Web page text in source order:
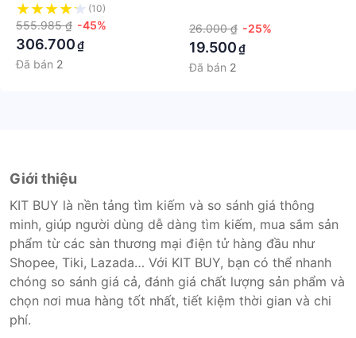
(10)
555.985 ₫ -45%
306.700₫
Đã bán 2
Quốc
26.000 ₫ -25%
19.500₫
Đã bán 2
Giới thiệu
KIT BUY là nền tảng tìm kiếm và so sánh giá thông
minh, giúp người dùng dễ dàng tìm kiếm, mua sắm sản
phẩm từ các sàn thương mại điện tử hàng đầu như
Shopee, Tiki, Lazada… Với KIT BUY, bạn có thể nhanh
chóng so sánh giá cả, đánh giá chất lượng sản phẩm và
chọn nơi mua hàng tốt nhất, tiết kiệm thời gian và chi
phí.